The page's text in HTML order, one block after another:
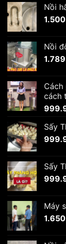
Nồi
Nồi
Cách
cách
Sấy
Sấy
Máy